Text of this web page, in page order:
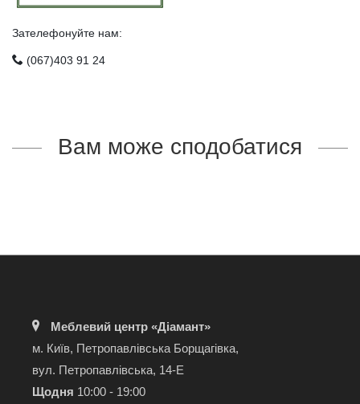
Зателефонуйте нам:
(067)403 91 24
Вам може сподобатися
Меблевий центр «Діамант»
м. Київ, Петропавлівська Борщагівка,
вул. Петропавлівська, 14-Е
Щодня 10:00 - 19:00